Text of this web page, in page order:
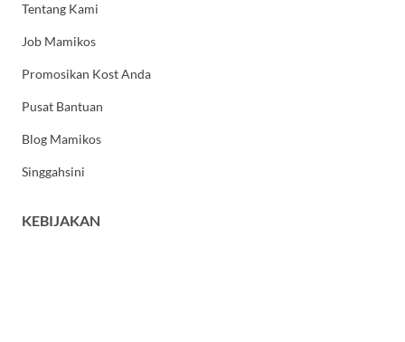
Tentang Kami
Job Mamikos
Promosikan Kost Anda
Pusat Bantuan
Blog Mamikos
Singgahsini
KEBIJAKAN